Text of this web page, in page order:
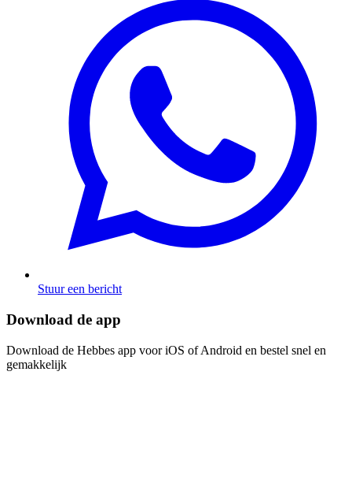
Stuur een bericht
Download de app​​​​‌ ‍ ​‍​‍‌‍ ‌ ​‍‌‍‍‌‌‍‌ ‌‍‍‌‌‍ ‍​‍​‍​ ‍‍​‍​‍‌ ​ ‌‍​‌‌‍ ‍‌‍‍‌‌ ‌​‌ ‍‌​‍ ‍‌‍‍‌‌‍ ​‍​‍​‍ ​​‍​‍‌‍‍​‌ ​‍‌‍‌‌‌‍‌‍​‍​‍​ ‍‍​‍​‍‌‍‍​‌ ‌​‌ ‌​‌ ​​​ ‍‍​‍ ​‍ ‌‍ ​‌‍ ‌‍​ ‌‍​‌‌‍ ​‌‍‍​‌‍ ‌ ​ ‌ ‌​​ ‍‍​ ​ ​ ​ ​ ​ ​ ​ ​‍ ‌‍‍‌‌‍ ‍‌ ‌​‌‍‌‌‌‍ ‍‌ ‌​​‍ ‌‍‌‌‌‍‌​‌‍‍‌‌ ‌​​‍ ‌‍ ‌‌‍ ‌‍‌​‌‍‌‌​ ‌‌ ​​‌ ​‍‌‍‌‌‌ ​ ‌‍‌‌‌‍ ‍‌ ‌​‌‍​‌‌ ‌​‌‍‍‌‌‍ ‌‍ ‍​ ‍ ‌‍‍‌‌‍‌​​ ‌‌‍‌ ‌‍ ​‌‍ ‌‍​‍‌‍​‌‌‍ ​​ ‍ ‌ ‌​‌ ‍‌‌ ​​‌‍‌‌​ ‌‌‍‌ ‌‍ ​‌‍ ‌‍​‍‌‍​‌‌‍ ​​ ‍ ‌ ​​‌‍​‌‌ ‌​‌‍‍​​ ‌‌‍‌‍‌‍ ‌‍ ‌ ‌​‌‍‌‌‌ ​‍​‍ ‍‌‍​‌‌ ​​‌ ​​‌​‌​‌‍ ‌ ‌ ‌‍ ‍‌‍ ​‌‍ ‌‍​‌‌‍‌​​‍ ‍‌ ‌​‌‍‍‌‌ ‌​‌‍ ​‌‍‌‌​ ‌‍​‍‌‍​‌‌ ​ ‌‍‌‌‌‌‌‌‌ ​‍‌‍ ​​ ‌‌‍‍​‌ ‌​‌ ‌​‌ ​​​‍‌‌​ ​ ‌​​‌​‍‌‌​ ​‍‌​‌‍​‍‌‌​ ​‍‌​‌‍‌‍ ​‌‍ ‌‍​ ‌‍​‌‌‍ ​‌‍‍​‌‍ ‌ ​ ‌ ‌​​‍‌‌​ ​ ‌​​‌​ ​ ​ ​ ​ ​ ​ ​ ​‍‌‍‌‍‍‌‌‍‌​​ ‌‌‍‌ ‌‍ ​‌‍ ‌‍​‍‌‍​‌‌‍ ​​‍‌‍‌ ‌​‌ ‍‌‌ ​​‌‍‌‌​ ‌‌‍‌ ‌‍ ​‌‍ ‌‍​‍‌‍​‌‌‍ ​​‍‌‍‌ ​​‌‍​‌‌ ‌​‌‍‍​​ ‌‌‍‌‍‌‍ ‌‍ ‌ ‌​‌‍‌‌‌ ​‍​‍ ‍‌‍​‌‌ ​​‌ ​​‌​‌​‌‍ ‌ ‌ ‌‍ ‍‌‍ ​‌‍ ‌‍​‌‌‍‌​​‍ ‍‌ ‌​‌‍‍‌‌ ‌​‌‍ ​‌‍‌‌​‍‌‍‌ ​​‌‍‌‌‌ ​‍‌ ​ ‌ ​​‌‍‌‌‌‍​ ‌ ‌​‌‍‍‌‌ ‌‍‌‍‌‌​ ‌‌ ​​‌ ‌‌‌‍​‍‌‍ ​‌‍‍‌‌ ​ ‌‍‍​‌‍‌‌‌‍‌​​‍​‍‌ ‌
Download de Hebbes app voor iOS of Android en bestel snel en
gemakkelijk​​​​‌ ‍ ​‍​‍‌‍ ‌ ​‍‌‍‍‌‌‍‌ ‌‍‍‌‌‍ ‍​‍​‍​ ‍‍​‍​‍‌ ​ ‌‍​‌‌‍ ‍‌‍‍‌‌ ‌​‌ ‍‌​‍ ‍‌‍‍‌‌‍ ​‍​‍​‍ ​​‍​‍‌‍‍​‌ ​‍‌‍‌‌‌‍‌‍​‍​‍​ ‍‍​‍​‍‌‍‍​‌ ‌​‌ ‌​‌ ​​​ ‍‍​‍ ​‍ ‌‍ ​‌‍ ‌‍​ ‌‍​‌‌‍ ​‌‍‍​‌‍ ‌ ​ ‌ ‌​​ ‍‍​ ​ ​ ​ ​ ​ ​ ​ ​‍ ‌‍‍‌‌‍ ‍‌ ‌​‌‍‌‌‌‍ ‍‌ ‌​​‍ ‌‍‌‌‌‍‌​‌‍‍‌‌ ‌​​‍ ‌‍ ‌‌‍ ‌‍‌​‌‍‌‌​ ‌‌ ​​‌ ​‍‌‍‌‌‌ ​ ‌‍‌‌‌‍ ‍‌ ‌​‌‍​‌‌ ‌​‌‍‍‌‌‍ ‌‍ ‍​ ‍ ‌‍‍‌‌‍‌​​ ‌‌‍‌ ‌‍ ​‌‍ ‌‍​‍‌‍​‌‌‍ ​​ ‍ ‌ ‌​‌ ‍‌‌ ​​‌‍‌‌​ ‌‌‍‌ ‌‍ ​‌‍ ‌‍​‍‌‍​‌‌‍ ​​ ‍ ‌ ​​‌‍​‌‌ ‌​‌‍‍​​ ‌‌‍‌‍‌‍ ‌‍ ‌ ‌​‌‍‌‌‌ ​‍​‍ ‍‌‍​‌‌ ​​‌ ​​‌​‌​‌‍ ‌ ‌ ‌‍ ‍‌‍ ​‌‍ ‌‍​‌‌‍‌​​‍ ‍‌‍‌​‌‍‌‌‌ ​ ‌‍​ ‌ ​‍‌‍‍‌‌ ​​‌ ‌​‌‍‍‌‌‍ ‌‍ ‍​ ‌‍​‍‌‍​‌‌ ​ ‌‍‌‌‌‌‌‌‌ ​‍‌‍ ​​ ‌‌‍‍​‌ ‌​‌ ‌​‌ ​​​‍‌‌​ ​ ‌​​‌​‍‌‌​ ​‍‌​‌‍​‍‌‌​ ​‍‌​‌‍‌‍ ​‌‍ ‌‍​ ‌‍​‌‌‍ ​‌‍‍​‌‍ ‌ ​ ‌ ‌​​‍‌‌​ ​ ‌​​‌​ ​ ​ ​ ​ ​ ​ ​ ​‍‌‍‌‍‍‌‌‍‌​​ ‌‌‍‌ ‌‍ ​‌‍ ‌‍​‍‌‍​‌‌‍ ​​‍‌‍‌ ‌​‌ ‍‌‌ ​​‌‍‌‌​ ‌‌‍‌ ‌‍ ​‌‍ ‌‍​‍‌‍​‌‌‍ ​​‍‌‍‌ ​​‌‍​‌‌ ‌​‌‍‍​​ ‌‌‍‌‍‌‍ ‌‍ ‌ ‌​‌‍‌‌‌ ​‍​‍ ‍‌‍​‌‌ ​​‌ ​​‌​‌​‌‍ ‌ ‌ ‌‍ ‍‌‍ ​‌‍ ‌‍​‌‌‍‌​​‍ ‍‌‍‌​‌‍‌‌‌ ​ ‌‍​ ‌ ​‍‌‍‍‌‌ ​​‌ ‌​‌‍‍‌‌‍ ‌‍ ‍​‍‌‍‌ ​​‌‍‌‌‌ ​‍‌ ​ ‌ ​​‌‍‌‌‌‍​ ‌ ‌​‌‍‍‌‌ ‌‍‌‍‌‌​ ‌‌ ​​‌ ‌‌‌‍​‍‌‍ ​‌‍‍‌‌ ​ ‌‍‍​‌‍‌‌‌‍‌​​‍​‍‌ ‌